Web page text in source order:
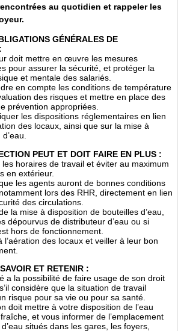
au quotidien et rappeler les
GÉNÉRALES DE
doit mettre en œuvre les mesures
pour assurer la sécurité, et protéger la
et mentale des salariés.
en compte les conditions de température
des risques et mettre en place des
prévention appropriées.
les dispositions réglementaires en lien
des locaux, ainsi que sur la mise à
PEUT ET DOIT FAIRE EN PLUS :
horaires de travail et éviter au maximum
en extérieur.
les agents auront de bonnes conditions
lors des RHR, directement en lien
des circulations.
la mise à disposition de bouteilles d’eau,
dépourvus de distributeur d’eau ou si
hors de fonctionnement.
l’aération des locaux et veiller à leur bon
ET RETENIR :
a la possibilité de faire usage de son droit
considère que la situation de travail
risque pour sa vie ou pour sa santé.
doit mettre à votre disposition de l’eau
et vous informer de l’emplacement
situés dans les gares, les foyers,